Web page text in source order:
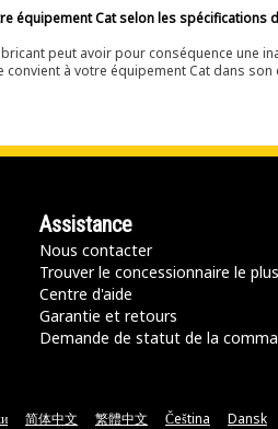
équipement Cat selon les spécifications
peut avoir pour conséquence une
à votre équipement Cat dans
Assistance
Nous contacter
Trouver le concessionnaire le
Centre d'aide
Garantie et retours
Demande de statut de la
简体中文 繁體中文 Čeština Dansk